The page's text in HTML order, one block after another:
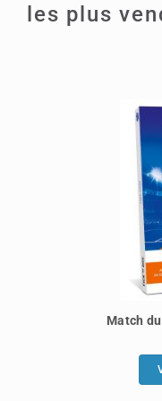
les plus
Match